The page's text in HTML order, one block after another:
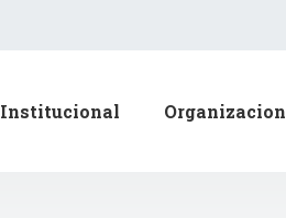
Institucional Organizacion